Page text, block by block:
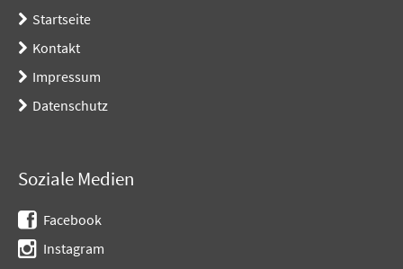
Startseite
Kontakt
Impressum
Datenschutz
Soziale Medien
Facebook
Instagram